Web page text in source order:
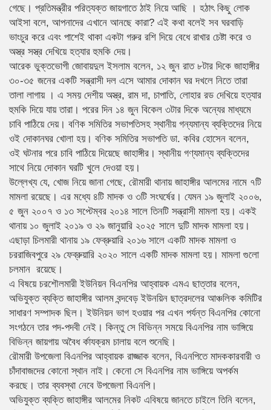
গেছে। প্রতিমন্ত্রীর পরিত্যক্ত জায়গাতে ঠাই নিয়ে আছি । হঠাৎ কিছু লোক
আইসা বলে, আপনাদের এখানে আনছে কারা? এই কথা বলেই সব ঘরবাড়ি
ভাংচুর করে এবং পাশেই থাকা একটা গরুর রশি দিয়ে বেধে রাখার চেষ্টা করে ও
অস্ত্র সস্ত্র দেখিয়ে হত্যার হুমকি দেয়।
আরেক ভুক্তভোগী জোবায়দুল ইসলাম বলেন, ১২ জুন রাত ৮টার দিকে জাহাঙ্গীর
৩০-৩৫ জনের একটি সন্ত্রাসী দল এসে আমার দোকান ঘর দখলে নিতে তারা
তালা লাগায় । এ সময় দেশীয় অস্ত্র, রাম দা, চাপাতি, লোহার রড দেখিয়ে হত্যার
হুমকি দিয়ে যায় তারা। পরের দিন ১৪ জুন বিকেল ৩টার দিকে অন্যের মাধ্যমে
চাবি পাঠিয়ে দেয়। বণিক সমিতির সভাপতিসহ স্থানীয় গন্যমান্য ব্যক্তিদের নিয়ে
ওই দোকানঘর খোলা হয়। বণিক সমিতির সভাপতি ডা. কবির হোসেন বলেন,
ওই ঘটনার পরে চাবি পাঠিয়ে দিয়েছে জাহাঙ্গীর। স্থানীয় গণ্যমান্য ব্যক্তিদের
সাথে নিয়ে দোকান ঘরটি খুলে দেওয়া হয়।
উল্লেখ্য যে, খোজ নিয়ে জানা গেছে, রৌমারী থানায় জাহাঙ্গীর আলমের নামে ৭টি
মামলা রয়েছে। এর মধ্যে ৪টি মাদক ও ৩টি সংঘর্ষের। যেমন ১৯ জুলাই ২০০৬,
৫ জুন ২০০৭ ও ১৩ সপ্টেম্বর ২০১৪ সালে তিনটি সন্ত্রাসী মামলা হয়। একই
থানায় ১০ জুলাই ২০১৯ ও ২৯ জানুয়ারি ২০২৫ সালে দুটি মাদক মামলা হয়।
এছাড়া চিলমারী থানায় ১৯ ফেব্রুয়ারি ২০১৬ সালে একটি মাদক মামলা ও
চররাজিবপুরে ২৯ ফেব্রুয়ারি ২০২০ সালে একটি মাদক মামলা হয়। মামলা গুলো
চলমান রয়েছে।
এ বিষয়ে চরশৌলমারী ইউনিয়ন বিএনপির আহ্বায়ক এমএ ছাত্তার বলেন,
অভিযুক্ত ব্যক্তি জাহাঙ্গীর আলম বন্দবেড় ইউনয়িন ছাত্রদলের আঞ্চলিক কমিটির
সাধারণ সম্পাদক ছিল। ইউনিয়ন ভাগ হওয়ার পর এখন পর্যন্ত বিএনপির কোনো
সংগঠনে তার পদ-পদবী নেই। কিন্তু সে বিভিন্ন সময়ে বিএনপির নাম ভাঙ্গিয়ে
বিভিন্ন জায়গায় অবৈধ র্কাযক্রম চালায় বলে শুনেছি।
রৌমারী উপজেলা বিএনপির আহ্বায়ক রাজ্জাক বলেন, বিএনপিতে মাদককারবারী ও
চাঁদাবাজদের কোনো স্থান নাই। কেনো সে বিএনপির নাম ভাঙ্গিয়ে অপর্কম
করছে। তার ব্যবস্থা নেবে উপজেলা বিএনপি।
অভিযুক্ত ব্যক্তি জাহাঙ্গীর আলমের নিকট এবিষয়ে জানতে চাইলে তিনি বলেন,